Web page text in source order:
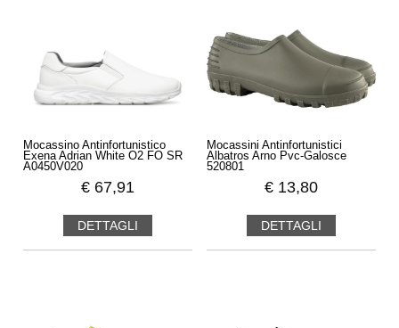
Mocassino Antinfortunistico
Exena Adrian White O2 FO SR
A0450V020
€ 67,91
DETTAGLI
Mocassini Antinfortunistici
Albatros Arno Pvc-Galosce
520801
€ 13,80
DETTAGLI